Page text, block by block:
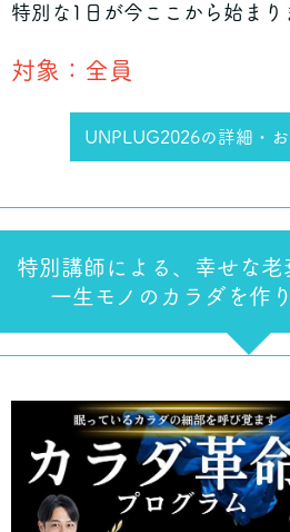
特別な1日が今ここから始まり
対象：全員
UNPLUG2026の詳細・
特別講師による、幸せな老
一生モノのカラダを作